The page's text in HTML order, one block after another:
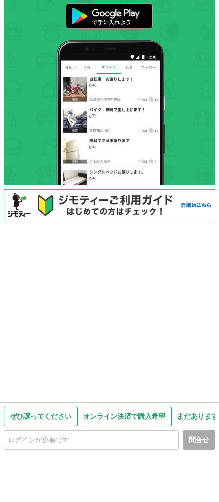
ぜひ譲ってください オンライン決済で購入希望 まだありま
問合せ